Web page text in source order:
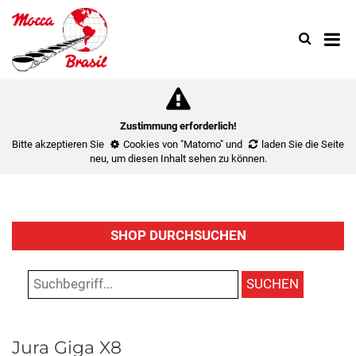
Zustimmung erforderlich!
Bitte akzeptieren Sie
Cookies von "Matomo" und
laden Sie die Seite
neu, um diesen Inhalt sehen zu können.
SearchUse
up
select
to
SHOP DURCHSUCHEN
SUCHEN
Jura Giga X8